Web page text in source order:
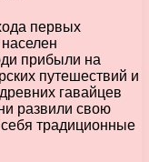
первых
прибыли на
путешествий и
гавайцев
развили свою
традиционные